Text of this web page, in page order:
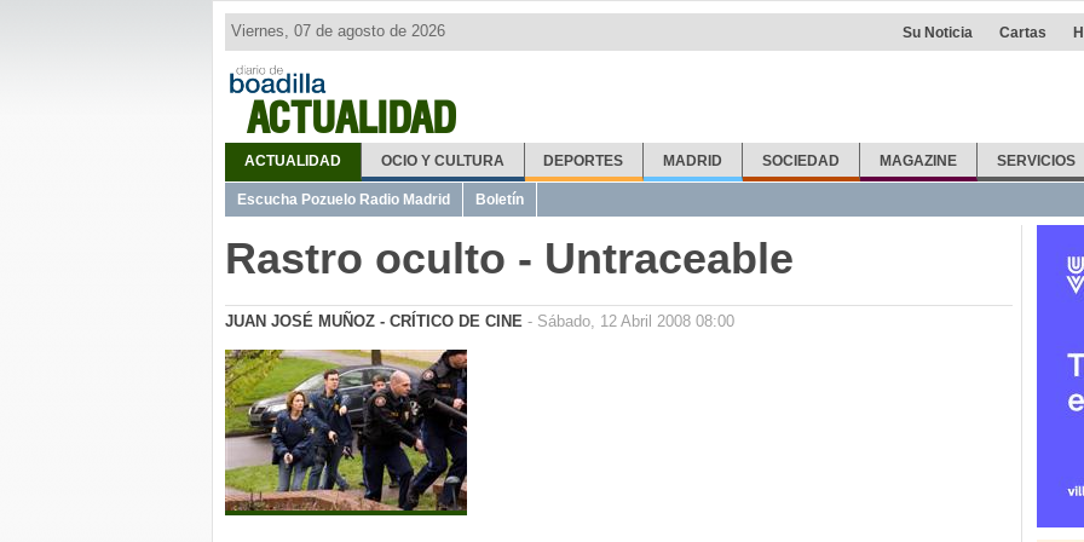
ACTUALIDAD
Viernes, 07 de agosto de 2026 Su Noticia Cartas
ACTUALIDAD OCIO Y CULTURA DEPORTES MADRID SOCIEDAD MAGAZINE SERVICIOS
Escucha Pozuelo Radio Madrid Boletín
Rastro oculto - Untraceable
JUAN JOSÉ MUÑOZ - CRÍTICO DE CINE - Sábado, 12 Abril 2008 08:00